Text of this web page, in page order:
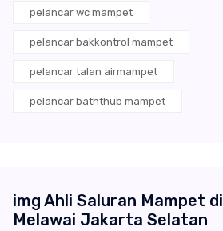
pelancar wc mampet
pelancar bakkontrol mampet
pelancar talan airmampet
pelancar baththub mampet
img Ahli Saluran Mampet di
Melawai Jakarta Selatan